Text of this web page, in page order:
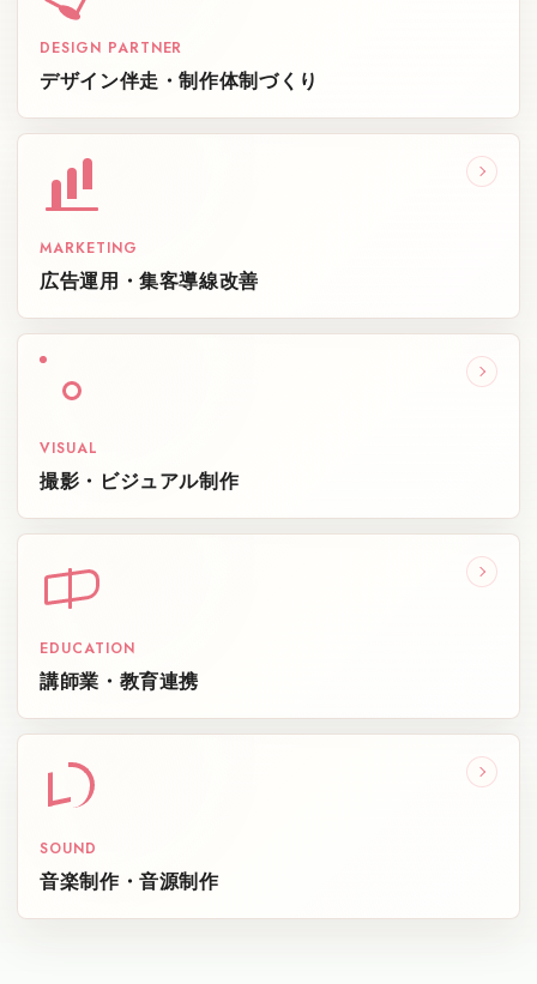
DESIGN PARTNER
デザイン伴走・制作体制づくり
MARKETING
広告運用・集客導線改善
VISUAL
撮影・ビジュアル制作
EDUCATION
講師業・教育連携
SOUND
音楽制作・音源制作